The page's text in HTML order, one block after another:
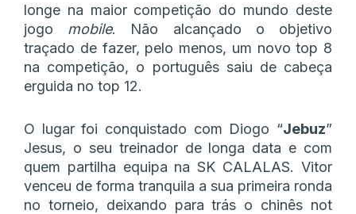
longe na maior competição do mundo deste
jogo mobile. Não alcançado o objetivo
traçado de fazer, pelo menos, um novo top 8
na competição, o português saiu de cabeça
erguida no top 12.
O lugar foi conquistado com Diogo “Jebuz”
Jesus, o seu treinador de longa data e com
quem partilha equipa na SK CALALAS. Vitor
venceu de forma tranquila a sua primeira ronda
no torneio, deixando para trás o chinês not